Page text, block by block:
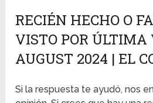
RECIÉN HECHO O
VISTO POR ÚLTIMA
AUGUST 2024 | EL
Si la respuesta te ayudó, nos